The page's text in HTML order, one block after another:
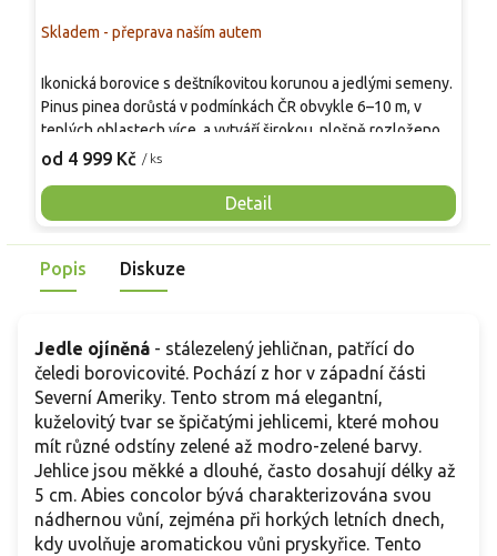
Skladem - přeprava naším autem
od 4 999 Kč / ks
Detail
Ikonická borovice s deštníkovitou korunou a jedlými semeny.
Pinus pinea dorůstá v podmínkách ČR obvykle 6–10 m, v
teplých oblastech více, a vytváří širokou, plošně rozloženou
korunu o šířce 4–8 m. Jehlice jsou 10–20 cm dlouhé, sytě
třetím rokem a obsahují známá piniová semena. Druh
vyžaduje plné slunce a velmi propustnou půdu, dobře snáší
sucho a vítr. Vhodný jako solitéra do středomořsky laděných
zahrad.
Popis Diskuze
Jedle ojíněná - stálezelený jehličnan, patřící do
čeledi borovicovité. Pochází z hor v západní části
Severní Ameriky. Tento strom má elegantní,
kuželovitý tvar se špičatými jehlicemi, které mohou
mít různé odstíny zelené až modro-zelené barvy.
Jehlice jsou měkké a dlouhé, často dosahují délky až
5 cm. Abies concolor bývá charakterizována svou
nádhernou vůní, zejména při horkých letních dnech,
kdy uvolňuje aromatickou vůni pryskyřice. Tento